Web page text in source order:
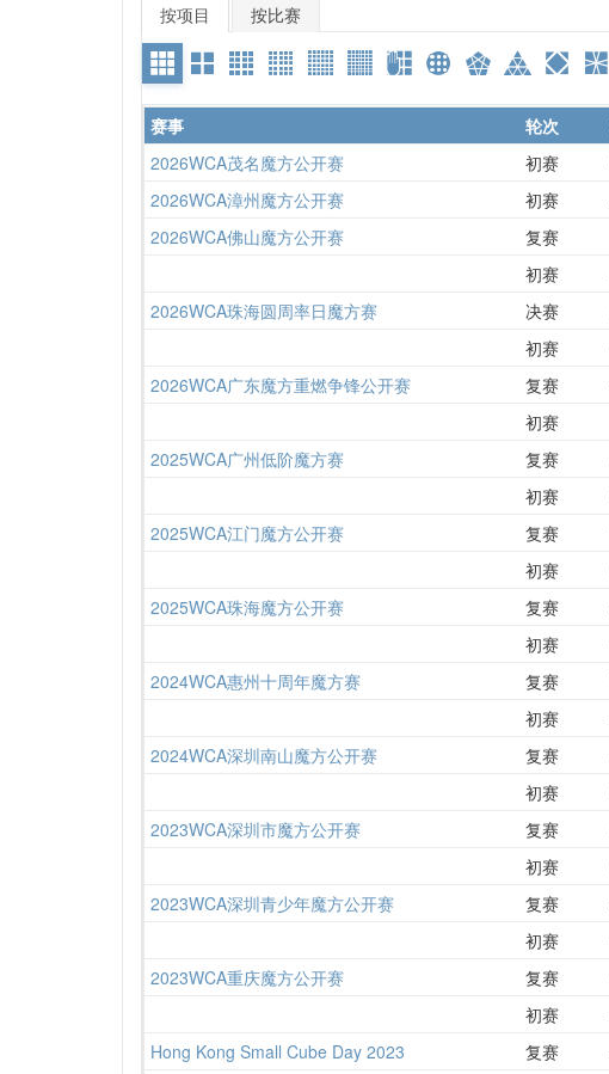
按项目 按比赛
赛事 轮次
2026WCA茂名魔方公开赛
初赛
2026WCA漳州魔方公开赛 初赛
2026WCA佛山魔方公开赛 复赛
初赛
2026WCA珠海圆周率日魔方赛 决赛
初赛
2026WCA广东魔方重燃争锋公开赛 复赛
初赛
2025WCA广州低阶魔方赛 复赛
初赛
2025WCA江门魔方公开赛 复赛
初赛
2025WCA珠海魔方公开赛 复赛
初赛
2024WCA惠州十周年魔方赛 复赛
初赛
2024WCA深圳南山魔方公开赛 复赛
初赛
2023WCA深圳市魔方公开赛 复赛
初赛
2023WCA深圳青少年魔方公开赛 复赛
初赛
2023WCA重庆魔方公开赛 复赛
初赛
Hong Kong Small Cube Day 2023 复赛